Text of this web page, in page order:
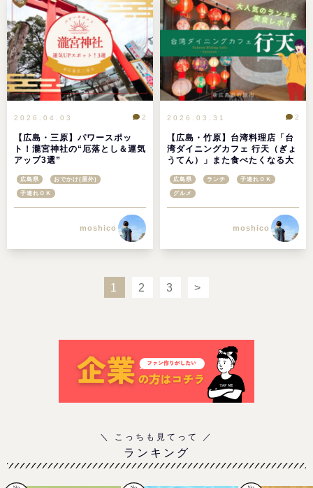
2026.04.03
【広島・三原】パワースポッ
ト！瀧宮神社の“厄落とし＆運気
アップ3選”
2
広島県 おでかけ(屋外)
子連れＯＫ
moshico
2026.03.31
【広島・竹原】台湾料理店「台
湾ダイニングカフェ 行天（ぎょ
うてん）」また食べたくなる大
2
広島県 ランチ 子連れＯＫ
グルメ
moshico
1 2 3 >
ランキング